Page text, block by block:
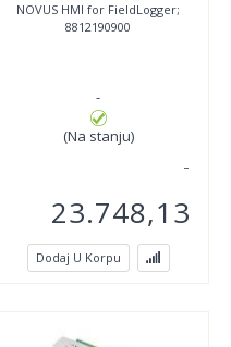
NOVUS HMI for FieldLogger;
8812190900
-
(Na stanju)
23.748,13
Dodaj U Korpu